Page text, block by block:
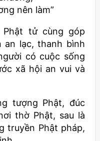
nên làm”
tử cùng góp
an lạc, thanh bình
có cuộc sống
xã hội an vui và
tượng Phật, đúc
thờ Phật, sau là
truyền Phật pháp,